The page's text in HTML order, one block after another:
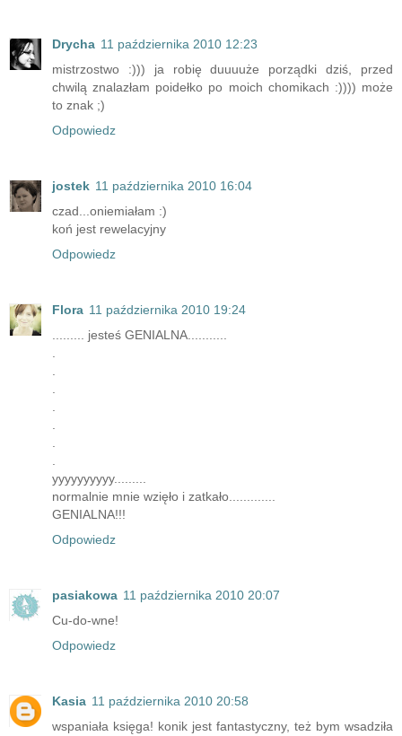
Drycha 11 października 2010 12:23
mistrzostwo :))) ja robię duuuuże porządki dziś, przed
chwilą znalazłam poidełko po moich chomikach :)))) może
to znak ;)
Odpowiedz
jostek 11 października 2010 16:04
czad...oniemiałam :)
koń jest rewelacyjny
Odpowiedz
Flora 11 października 2010 19:24
......... jesteś GENIALNA...........
.
.
.
.
.
.
.
yyyyyyyyyy.........
normalnie mnie wzięło i zatkało.............
GENIALNA!!!
Odpowiedz
pasiakowa 11 października 2010 20:07
Cu-do-wne!
Odpowiedz
Kasia 11 października 2010 20:58
wspaniała księga! konik jest fantastyczny, też bym wsadziła